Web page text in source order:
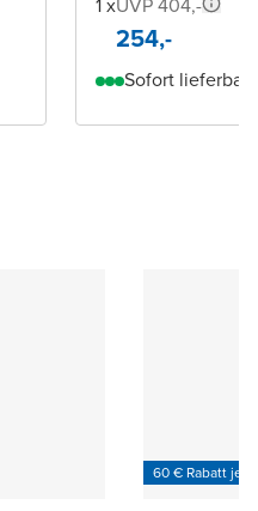
254,-
Sofort lieferbar
60 € Rabatt je